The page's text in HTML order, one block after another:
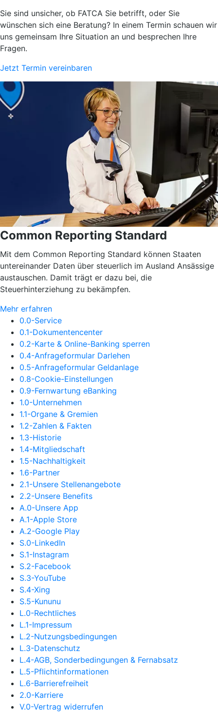
Sie sind unsicher, ob FATCA Sie betrifft, oder Sie
wünschen sich eine Beratung? In einem Termin schauen wir
uns gemeinsam Ihre Situation an und besprechen Ihre
Fragen.
Jetzt Termin vereinbaren
Common Reporting Standard
Mit dem Common Reporting Standard können Staaten
untereinander Daten über steuerlich im Ausland Ansässige
austauschen. Damit trägt er dazu bei, die
Steuerhinterziehung zu bekämpfen.
Mehr erfahren
0.0-Service
0.1-Dokumentencenter
0.2-Karte & Online-Banking sperren
0.4-Anfrageformular Darlehen
0.5-Anfrageformular Geldanlage
0.8-Cookie-Einstellungen
0.9-Fernwartung eBanking
1.0-Unternehmen
1.1-Organe & Gremien
1.2-Zahlen & Fakten
1.3-Historie
1.4-Mitgliedschaft
1.5-Nachhaltigkeit
1.6-Partner
2.1-Unsere Stellenangebote
2.2-Unsere Benefits
A.0-Unsere App
A.1-Apple Store
A.2-Google Play
S.0-LinkedIn
S.1-Instagram
S.2-Facebook
S.3-YouTube
S.4-Xing
S.5-Kununu
L.0-Rechtliches
L.1-Impressum
L.2-Nutzungsbedingungen
L.3-Datenschutz
L.4-AGB, Sonderbedingungen & Fernabsatz
L.5-Pflichtinformationen
L.6-Barrierefreiheit
2.0-Karriere
V.0-Vertrag widerrufen